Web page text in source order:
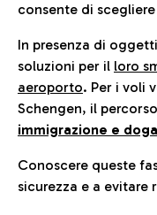
consente di
In presenza di
soluzioni per il loro
aeroporto. Per i voli
Schengen, il
immigrazione e
Conoscere queste
sicurezza e a evitare